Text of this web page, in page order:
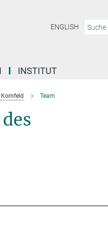
ENGLISH
INSTITUT
Team